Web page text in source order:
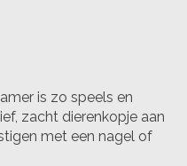
is zo speels en
zacht dierenkopje aan
met een nagel of